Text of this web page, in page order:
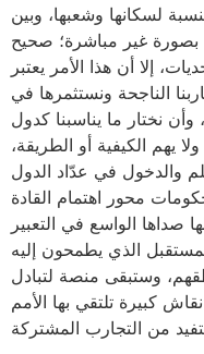
لسكانها وشعبها، وبين
بصورة غير مباشرة؛ صحيح
إلا أن هذا الأمر يعتبر
الناجحة ونستثمرها في
وأن نختار ما يناسبنا كدول
يهم الكيفية أو الطريقة،
والدخول في عدّاد الدول
محور اهتمام القادة
صداها الواسع في التعبير
الذي يطمحون إليه
وستبقى منصة لتبادل
كبيرة تلتقي بها الأمم